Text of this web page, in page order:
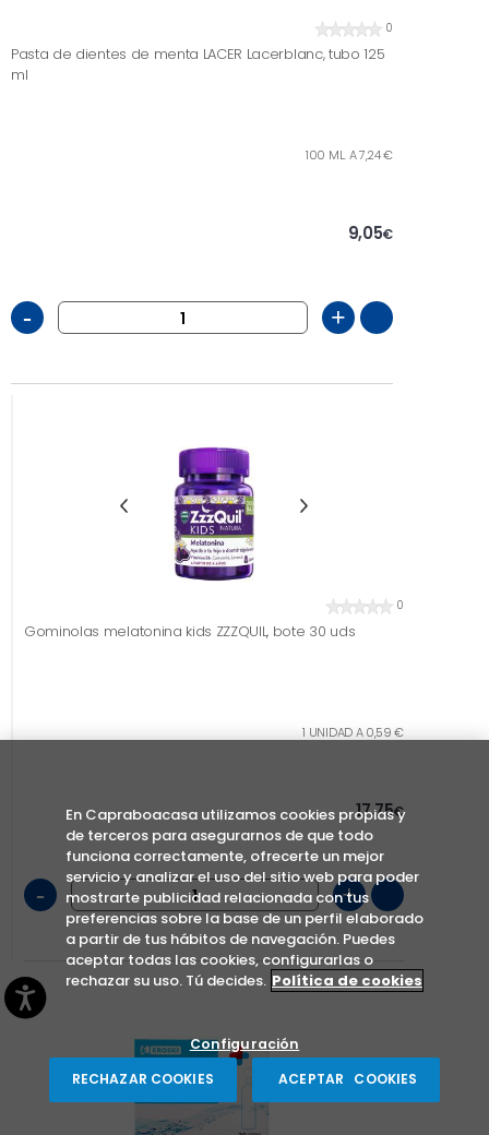
0
Pasta de dientes de menta LACER Lacerblanc, tubo 125
ml
100 ML. A 7,24 €
9,05€
- +
0
Gominolas melatonina kids ZZZQUIL, bote 30 uds
1 UNIDAD A 0,59 €
17,75€
- +
En Capraboacasa utilizamos cookies propias y
de terceros para asegurarnos de que todo
funciona correctamente, ofrecerte un mejor
servicio y analizar el uso del sitio web para poder
mostrarte publicidad relacionada con tus
preferencias sobre la base de un perfil elaborado
a partir de tus hábitos de navegación. Puedes
aceptar todas las cookies, configurarlas o
rechazar su uso. Tú decides. Política de cookies
Configuración
RECHAZAR COOKIES
ACEPTAR COOKIES